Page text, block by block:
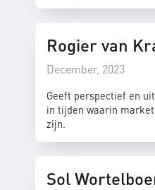
Rogier van
December, 2023
Geeft perspectief en
in tijden waarin
zijn.
Sol